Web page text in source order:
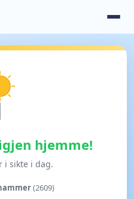
hjemme!
i sikte i dag.
(2609)